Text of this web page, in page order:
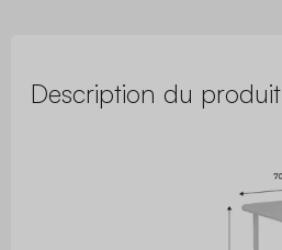
Description du produit